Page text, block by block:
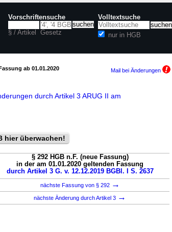
Vorschriftensuche
§ / Artikel Gesetz
Volltextsuche
nur in HGB
ab 01.01.2020 Mail bei Änderungen
durch Artikel 3 ARUG II am
hier überwachen!
§ 292 HGB n.F. (neue Fassung)
in der am 01.01.2020 geltenden Fassung
durch Artikel 3 G. v. 12.12.2019 BGBl. I S. 2637
nächste Fassung von § 292 →
nächste Änderung durch Artikel 3 →